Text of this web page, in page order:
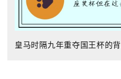
皇马时隔九年重夺国王杯的